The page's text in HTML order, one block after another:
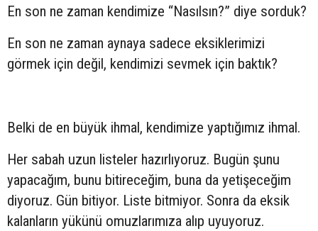
En son ne zaman kendimize “Nasılsın?” diye sorduk?
En son ne zaman aynaya sadece eksiklerimizi
görmek için değil, kendimizi sevmek için baktık?
Belki de en büyük ihmal, kendimize yaptığımız ihmal.
Her sabah uzun listeler hazırlıyoruz. Bugün şunu
yapacağım, bunu bitireceğim, buna da yetişeceğim
diyoruz. Gün bitiyor. Liste bitmiyor. Sonra da eksik
kalanların yükünü omuzlarımıza alıp uyuyoruz.